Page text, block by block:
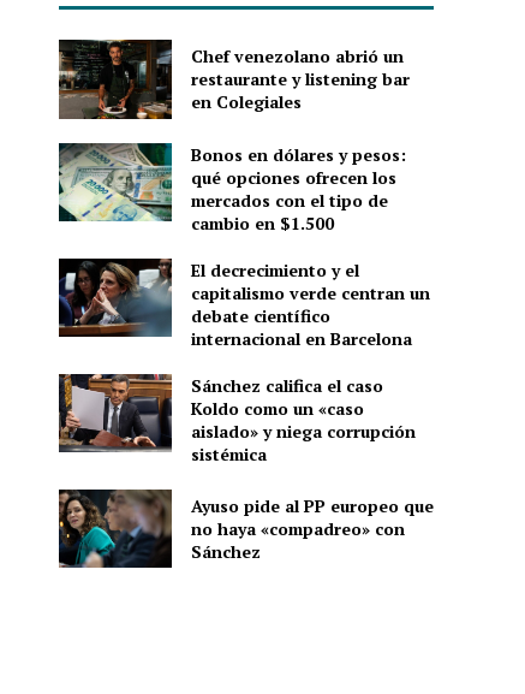
Chef venezolano abrió un
restaurante y listening bar
en Colegiales
Bonos en dólares y pesos:
qué opciones ofrecen los
mercados con el tipo de
cambio en $1.500
El decrecimiento y el
capitalismo verde centran un
debate científico
internacional en Barcelona
Sánchez califica el caso
Koldo como un «caso
aislado» y niega corrupción
sistémica
Ayuso pide al PP europeo que
no haya «compadreo» con
Sánchez